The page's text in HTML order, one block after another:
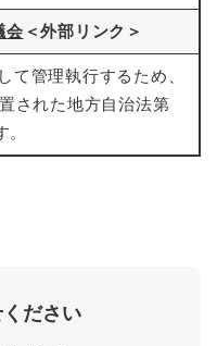
会 ＜外部リンク＞
管理執行するため、
された地方自治法第
ださい